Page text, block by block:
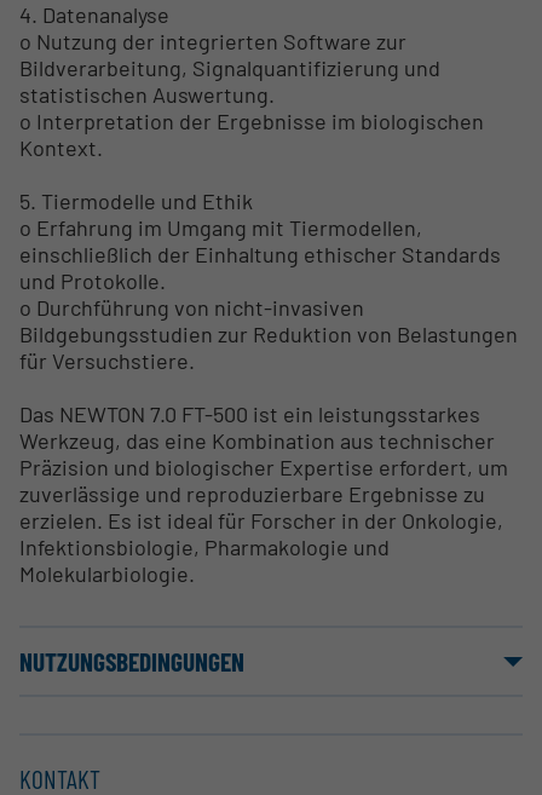
4. Datenanalyse
o Nutzung der integrierten Software zur
Bildverarbeitung, Signalquantifizierung und
statistischen Auswertung.
o Interpretation der Ergebnisse im biologischen
Kontext.
5. Tiermodelle und Ethik
o Erfahrung im Umgang mit Tiermodellen,
einschließlich der Einhaltung ethischer Standards
und Protokolle.
o Durchführung von nicht-invasiven
Bildgebungsstudien zur Reduktion von Belastungen
für Versuchstiere.
Das NEWTON 7.0 FT-500 ist ein leistungsstarkes
Werkzeug, das eine Kombination aus technischer
Präzision und biologischer Expertise erfordert, um
zuverlässige und reproduzierbare Ergebnisse zu
erzielen. Es ist ideal für Forscher in der Onkologie,
Infektionsbiologie, Pharmakologie und
Molekularbiologie.
NUTZUNGSBEDINGUNGEN
KONTAKT